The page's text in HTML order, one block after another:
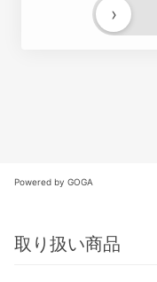
›
Powered by GOGA
取り扱い商品